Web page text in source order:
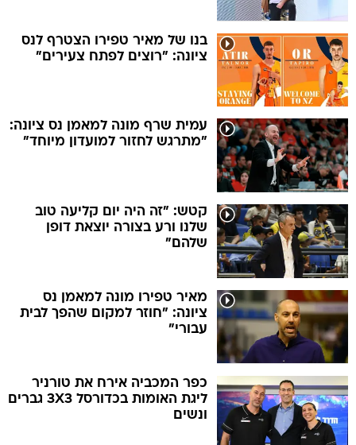
בנו של מאיר טפירו הצטרף לנס
ציונה: "רוצים לפתח צעירים"
עמית שרף מונה למאמן נס ציונה:
"מתרגש לחזור למועדון מיוחד"
קטש: "זה היה יום קליעה טוב
שלנו ורע בצורה יוצאת דופן
שלהם"
מאיר טפירו מונה למאמן נס
ציונה: "חוזר למקום שהפך לבית
עבורי"
כפר המכביה אירח את טורניר
ליגת האומות בכדורסל 3X3 גברים
ונשים